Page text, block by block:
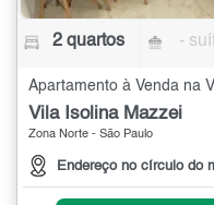
2 quartos -
Vila Isolina Mazzei
Zona Norte - São Paulo
Endereço no círculo do